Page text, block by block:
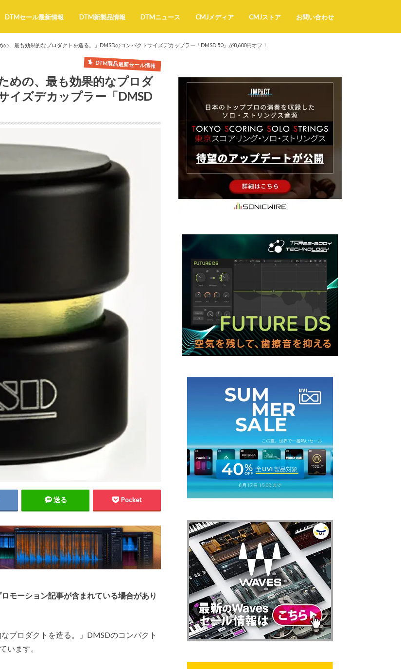
DTMセール最新情報 DTM新製品情報 DTMニュース CMJメディア CMJストア お問い合わせ
の、最も効果的なプロダクトを造る。」DMSDのコンパクトサイズデカップラー「DMSD 50」が8,600円オフ！
DTM製品最新セール情報
めの、最も効果的なプロダ
イズデカップラー「DMSD
送る Pocket
モーション記事が含まれている場合があり
プロダクトを造る。」DMSDのコンパクト
います。